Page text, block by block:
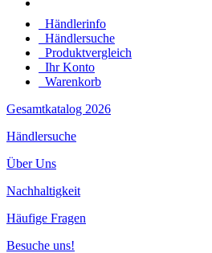
Händlerinfo
Händlersuche
Produktvergleich
Ihr Konto
Warenkorb
Gesamtkatalog 2026
Händlersuche
Über Uns
Nachhaltigkeit
Häufige Fragen
Besuche uns!